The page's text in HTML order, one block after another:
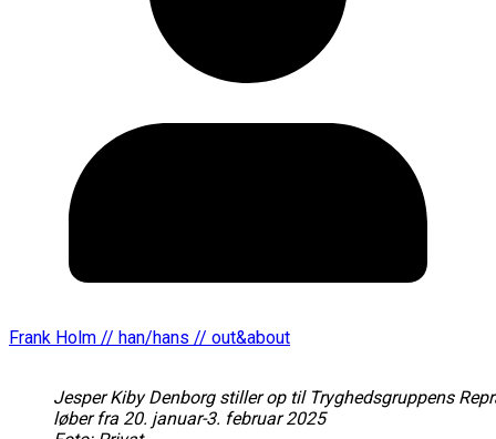
Frank Holm // han/hans // out&about
Jesper Kiby Denborg stiller op til Tryghedsgruppens
løber fra 20. januar-3. februar 2025